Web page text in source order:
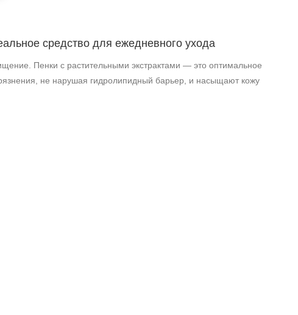
средство для ежедневного ухода
Пенки с растительными экстрактами — это оптимальное
не нарушая гидролипидный барьер, и насыщают кожу